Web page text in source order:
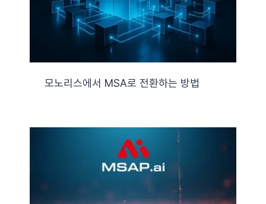
모노리스에서 MSA로 전환하는 방법